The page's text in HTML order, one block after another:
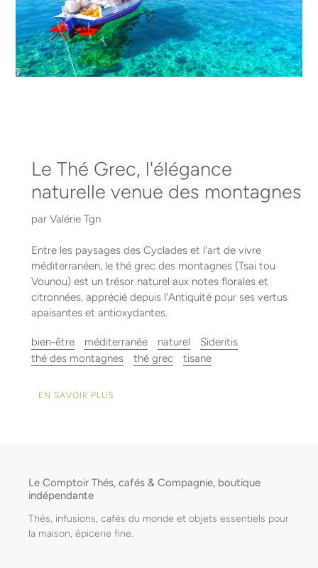
Le Thé Grec, l'élégance
naturelle venue des montagnes
par Valérie Tgn
Entre les paysages des Cyclades et l'art de vivre
méditerranéen, le thé grec des montagnes (Tsai tou
Vounou) est un trésor naturel aux notes florales et
citronnées, apprécié depuis l'Antiquité pour ses vertus
apaisantes et antioxydantes.
bien-être méditerranée naturel
Sideritis
thé des montagnes
thé grec tisane
EN SAVOIR PLUS
Le Comptoir Thés, cafés & Compagnie, boutique
indépendante
Thés, infusions, cafés du monde et objets essentiels pour
la maison, épicerie fine.